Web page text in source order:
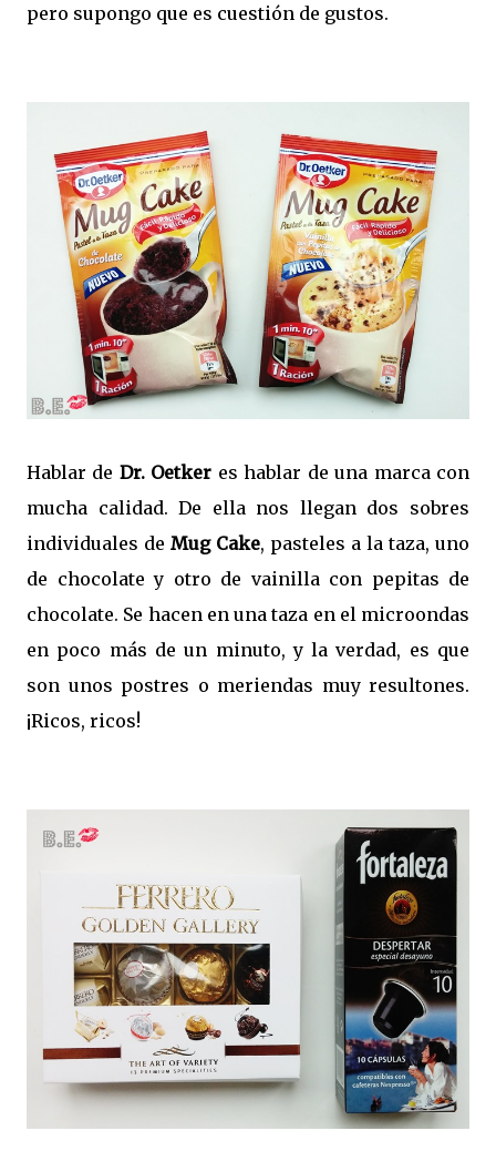
pero supongo que es cuestión de gustos.
Hablar de Dr. Oetker es hablar de una marca con
mucha calidad. De ella nos llegan dos sobres
individuales de Mug Cake, pasteles a la taza, uno
de chocolate y otro de vainilla con pepitas de
chocolate. Se hacen en una taza en el microondas
en poco más de un minuto, y la verdad, es que
son unos postres o meriendas muy resultones.
¡Ricos, ricos!